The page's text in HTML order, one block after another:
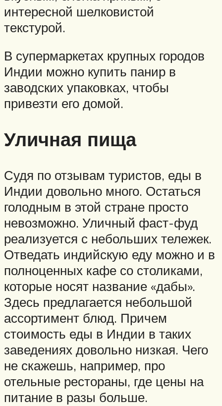
интересной шелковистой
текстурой.
В супермаркетах крупных городов
Индии можно купить панир в
заводских упаковках, чтобы
привезти его домой.
Уличная пища
Судя по отзывам туристов, еды в
Индии довольно много. Остаться
голодным в этой стране просто
невозможно. Уличный фаст-фуд
реализуется с небольших тележек.
Отведать индийскую еду можно и в
полноценных кафе со столиками,
которые носят название «дабы».
Здесь предлагается небольшой
ассортимент блюд. Причем
стоимость еды в Индии в таких
заведениях довольно низкая. Чего
не скажешь, например, про
отельные рестораны, где цены на
питание в разы больше.